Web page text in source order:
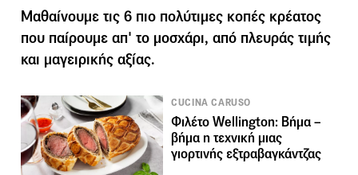
Μαθαίνουμε τις 6 πιο πολύτιμες κοπές κρέατος
που παίρουμε απ' το μοσχάρι, από πλευράς τιμής
και μαγειρικής αξίας.
CUCINA CARUSO
Φιλέτο Wellington: Βήμα –
βήμα η τεχνική μιας
γιορτινής εξτραβαγκάντζας